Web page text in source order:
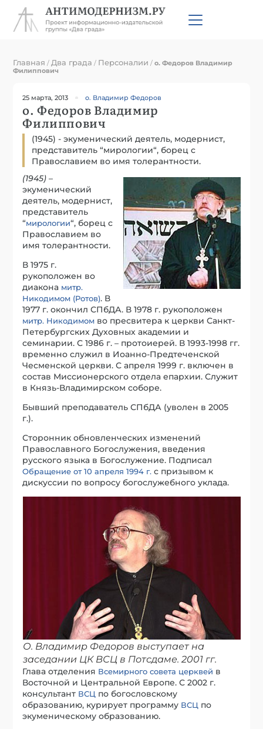
Главная / Два града / Персоналии /о. Федоров Владимир
Филиппович
25 марта, 2013 о. Владимир Федоров
о. Федоров Владимир
Филиппович
(1945) - экуменический деятель, модернист,
представитель “мирологии“, борец с
Православием во имя толерантности.
(1945)–
экуменический
деятель, модернист,
представитель
“мирологии“, борец с
Православием во
имя толерантности.
В 1975 г.
рукоположен во
диакона митр.
Никодимом (Ротов). В
1977 г. окончил СПбДА. В 1978 г. рукоположен
митр. Никодимом во пресвитера к церкви Санкт-
Петербургских Духовных академии и
семинарии. С 1986 г. – протоиерей. В 1993-1998 гг.
временно служил в Иоанно-Предтеченской
Чесменской церкви. С апреля 1999 г. включен в
состав Миссионерского отдела епархии. Служит
в Князь-Владимирском соборе.
Бывший преподаватель СПбДА (уволен в 2005
г.).
Сторонник обновленческих изменений
Православного Богослужения, введения
русского языка в Богослужение. Подписал
Обращение от 10 апреля 1994 г. с призывом к
дискуссии по вопросу богослужебного уклада.
О. Владимир Федоров выступает на
заседании ЦК ВСЦ в Потсдаме. 2001 гг.
Глава отделения Всемирного совета церквей в
Восточной и Центральной Европе. С 2002 г.
консультант ВСЦ по богословскому
образованию, курирует программу ВСЦ по
экуменическому образованию.